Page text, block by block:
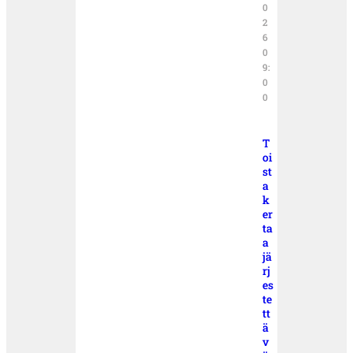
0
2
6
0
9:
0
0
T
oi
st
a
k
er
ta
a
jä
rj
es
te
tt
ä
v